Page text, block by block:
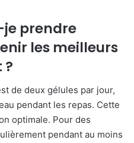
prendre
les meilleurs
?
de deux gélules par jour,
pendant les repas. Cette
optimale. Pour des
pendant au moins